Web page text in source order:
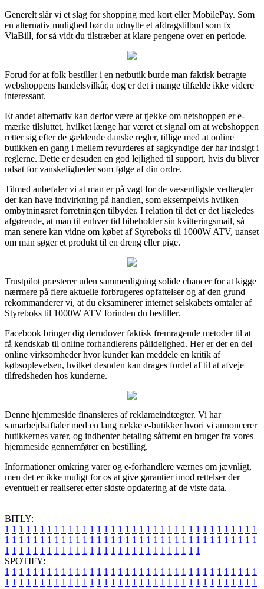
Generelt slår vi et slag for shopping med kort eller MobilePay. Som
en alternativ mulighed bør du udnytte et afdragstilbud som fx
ViaBill, for så vidt du tilstræber at klare pengene over en periode.
Forud for at folk bestiller i en netbutik burde man faktisk betragte
webshoppens handelsvilkår, dog er det i mange tilfælde ikke videre
interessant.
Et andet alternativ kan derfor være at tjekke om netshoppen er e-
mærke tilsluttet, hvilket længe har været et signal om at webshoppen
retter sig efter de gældende danske regler, tillige med at online
butikken en gang i mellem revurderes af sagkyndige der har indsigt i
reglerne. Dette er desuden en god lejlighed til support, hvis du bliver
udsat for vanskeligheder som følge af din ordre.
Tilmed anbefaler vi at man er på vagt for de væsentligste vedtægter
der kan have indvirkning på handlen, som eksempelvis hvilken
ombytningsret forretningen tilbyder. I relation til det er det ligeledes
afgørende, at man til enhver tid bibeholder sin kvitteringsmail, så
man senere kan vidne om købet af Styreboks til 1000W ATV, uanset
om man søger et produkt til en dreng eller pige.
Trustpilot præsterer uden sammenligning solide chancer for at kigge
nærmere på flere aktuelle forbrugeres opfattelser og af den grund
rekommanderer vi, at du eksaminerer internet selskabets omtaler af
Styreboks til 1000W ATV forinden du bestiller.
Facebook bringer dig derudover faktisk fremragende metoder til at
få kendskab til online forhandlerens pålidelighed. Her er der en del
online virksomheder hvor kunder kan meddele en kritik af
købsoplevelsen, hvilket desuden kan drages fordel af til at afveje
tilfredsheden hos kunderne.
Denne hjemmeside finansieres af reklameindtægter. Vi har
samarbejdsaftaler med en lang række e-butikker hvori vi annoncerer
butikkernes varer, og indhenter betaling såfremt en bruger fra vores
hjemmeside gennemfører en bestilling.
Informationer omkring varer og e-forhandlere værnes om jævnligt,
men det er ikke muligt for os at give garantier imod rettelser der
eventuelt er realiseret efter sidste opdatering af de viste data.
BITLY:
1 1 1 1 1 1 1 1 1 1 1 1 1 1 1 1 1 1 1 1 1 1 1 1 1 1 1 1 1 1 1 1 1 1 1 1
1 1 1 1 1 1 1 1 1 1 1 1 1 1 1 1 1 1 1 1 1 1 1 1 1 1 1 1 1 1 1 1 1 1 1 1
1 1 1 1 1 1 1 1 1 1 1 1 1 1 1 1 1 1 1 1 1 1 1 1 1 1 1 1
SPOTIFY:
1 1 1 1 1 1 1 1 1 1 1 1 1 1 1 1 1 1 1 1 1 1 1 1 1 1 1 1 1 1 1 1 1 1 1 1
1 1 1 1 1 1 1 1 1 1 1 1 1 1 1 1 1 1 1 1 1 1 1 1 1 1 1 1 1 1 1 1 1 1 1 1